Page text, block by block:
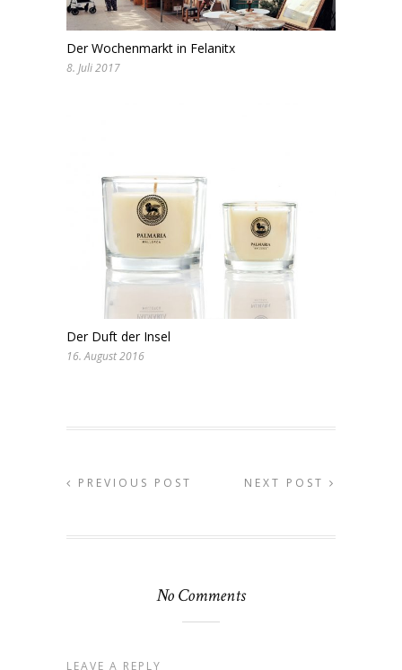
Der Wochenmarkt in Felanitx
8. Juli 2017
Der Duft der Insel
16. August 2016
PREVIOUS POST NEXT POST
No Comments
LEAVE A REPLY